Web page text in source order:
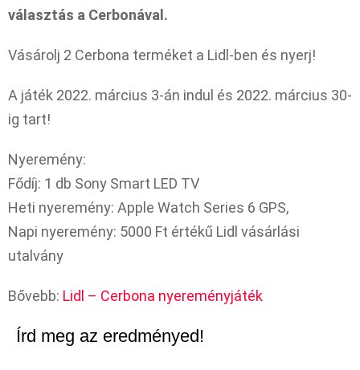
választás a Cerbonával.
Vásárolj 2 Cerbona terméket a Lidl-ben és nyerj!
A játék 2022. március 3-án indul és 2022. március 30-
ig tart!
Nyeremény:
Fődíj: 1 db Sony Smart LED TV
Heti nyeremény: Apple Watch Series 6 GPS,
Napi nyeremény: 5000 Ft értékű Lidl vásárlási
utalvány
Bővebb: Lidl – Cerbona nyereményjáték
Írd meg az eredményed!